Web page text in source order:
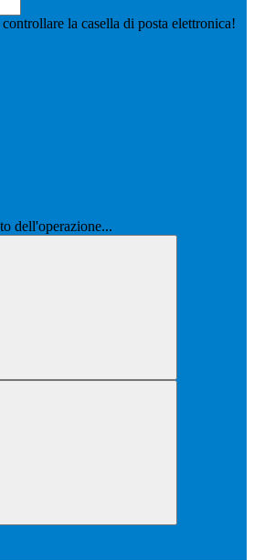
la casella di posta elettronica!
dell'operazione...